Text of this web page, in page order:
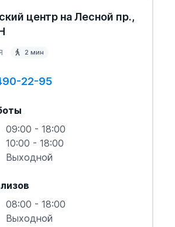
центр на Лесной пр.,
2 мин
22-95
09:00 - 18:00
10:00 - 18:00
Выходной
08:00 - 18:00
Выходной